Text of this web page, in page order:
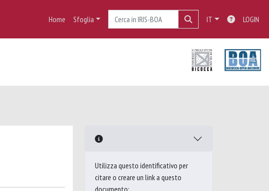
Home Sfoglia IT LOGIN
Utilizza questo identificativo per
citare o creare un link a questo
documento: